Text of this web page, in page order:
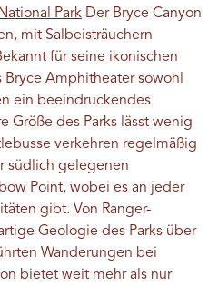
Park Der Bryce Canyon
mit Salbeisträuchern
für seine ikonischen
Amphitheater sowohl
ein beeindruckendes
Größe des Parks lässt wenig
verkehren regelmäßig
südlich gelegenen
Point, wobei es an jeder
gibt. Von Ranger-
Geologie des Parks über
Wanderungen bei
bietet weit mehr als nur